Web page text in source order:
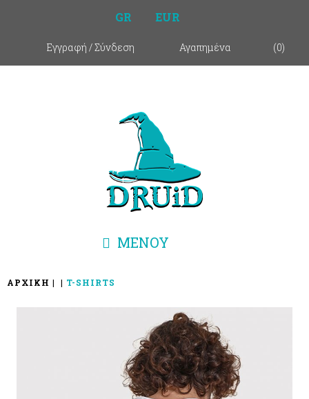
GR EUR
Εγγραφή /Σύνδεση Αγαπημένα (0)
ΜΕΝΟΥ
ΑΡΧΙΚΗ T-SHIRTS